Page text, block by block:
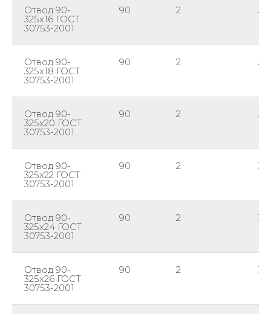
Отвод 90-
325х16 ГОСТ
30753-2001
90 2
Отвод 90-
325х18 ГОСТ
30753-2001
90 2
Отвод 90-
325х20 ГОСТ
30753-2001
90 2
Отвод 90-
325х22 ГОСТ
30753-2001
90 2
Отвод 90-
325х24 ГОСТ
30753-2001
90 2
Отвод 90-
325х26 ГОСТ
30753-2001
90 2